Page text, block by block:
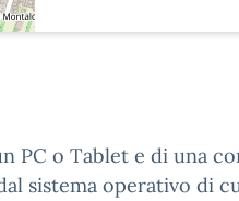
PC o Tablet e di una
sistema operativo di